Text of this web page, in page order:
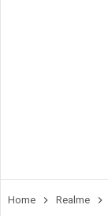
Home Realme